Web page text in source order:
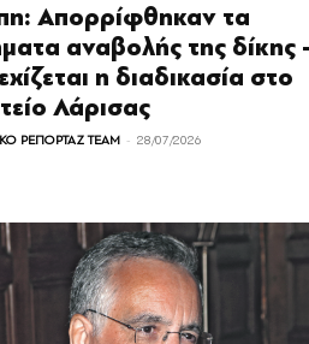
Απορρίφθηκαν τα
αναβολής της δίκης
η διαδικασία στο
Λάρισας
ΡΕΠΟΡΤΑΖ TEAM - 28/07/2026